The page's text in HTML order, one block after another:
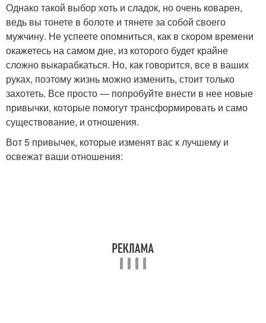
Однако такой выбор хоть и сладок, но очень коварен,
ведь вы тонете в болоте и тянете за собой своего
мужчину. Не успеете опомниться, как в скором времени
окажетесь на самом дне, из которого будет крайне
сложно выкарабкаться. Но, как говорится, все в ваших
руках, поэтому жизнь можно изменить, стоит только
захотеть. Все просто — попробуйте внести в нее новые
привычки, которые помогут трансформировать и само
существование, и отношения.
Вот 5 привычек, которые изменят вас к лучшему и
освежат ваши отношения: